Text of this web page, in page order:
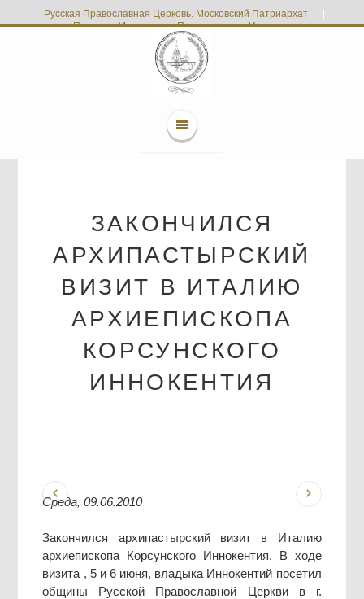
Русская Православная Церковь. Московский Патриархат
Приходы Московского Патриархата в Италии
ЗАКОНЧИЛСЯ
АРХИПАСТЫРСКИЙ
ВИЗИТ В ИТАЛИЮ
АРХИЕПИСКОПА
КОРСУНСКОГО
ИННОКЕНТИЯ
Среда, 09.06.2010
Закончился архипастырский визит в Италию
архиепископа Корсунского Иннокентия. В ходе
визита , 5 и 6 июня, владыка Иннокентий посетил
общины Русской Православной Церкви в г.